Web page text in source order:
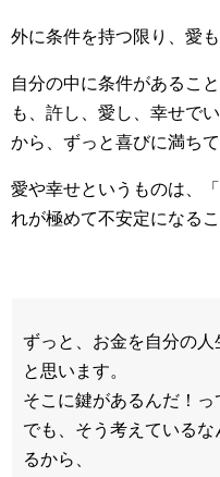
外に条件を持つ限り、愛も
自分の中に条件があるこ
も、許し、愛し、幸せで
から、ずっと喜びに満ち
愛や幸せというものは、
れが極めて不安定になる
ずっと、お金を自分の
と思います。
そこに鍵があるんだ！っ
でも、そう考えている
るから、